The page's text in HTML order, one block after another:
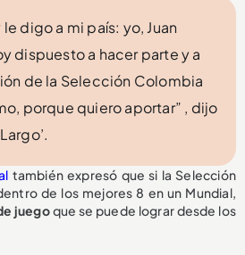
digo a mi país: yo, Juan
dispuesto a hacer parte y a
de la Selección Colombia
porque quiero aportar” , dijo
también expresó que si la Selección
de los mejores 8 en un Mundial,
juegoque se puede lograr desde los